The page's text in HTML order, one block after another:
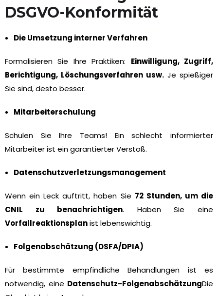
DSGVO-Konformität
Die Umsetzung interner Verfahren
Formalisieren Sie Ihre Praktiken: Einwilligung, Zugriff,
Berichtigung, Löschungsverfahren usw. Je spießiger
Sie sind, desto besser.
Mitarbeiterschulung
Schulen Sie Ihre Teams! Ein schlecht informierter
Mitarbeiter ist ein garantierter Verstoß.
Datenschutzverletzungsmanagement
Wenn ein Leck auftritt, haben Sie 72 Stunden, um die
CNIL zu benachrichtigen. Haben Sie eine
Vorfallreaktionsplanist lebenswichtig.
Folgenabschätzung (DSFA/DPIA)
Für bestimmte empfindliche Behandlungen ist es
notwendig, eine Datenschutz-FolgenabschätzungDie